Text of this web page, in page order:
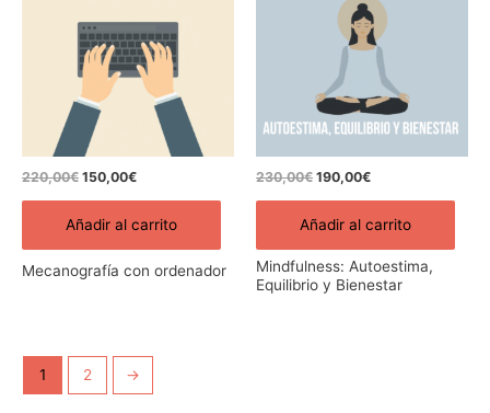
220,00€
220,00€.
150,00€
150,00€.
Añadir al carrito
Mecanografía con ordenador
230,00€
230,00€.
190,00€
es:
190,00€.
Añadir al carrito
Mindfulness: Autoestima,
Equilibrio y Bienestar
1 2 →